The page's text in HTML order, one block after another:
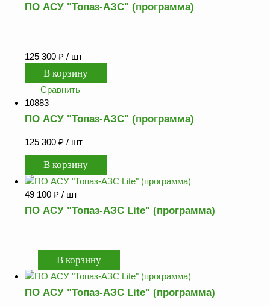
комплектующие
Продукция НПП
СЕНСОР
Газоаналитическое
оборудование
Эксплуатационное
оборудование
Аналоги запасных
частей из Артамида
ОБОРУДОВАНИЕ
ОБОРУДОВАНИЕ
АГЗС, ГНС
ПО АСУ "Топаз-АЗС" (программа)
125 300 ₽ / шт
Сравнить
10883
ПО АСУ "Топаз-АЗС" (программа)
125 300 ₽ / шт
49 100 ₽ / шт
ПО АСУ "Топаз-АЗС Lite" (программа)
ПО АСУ "Топаз-АЗС Lite" (программа)